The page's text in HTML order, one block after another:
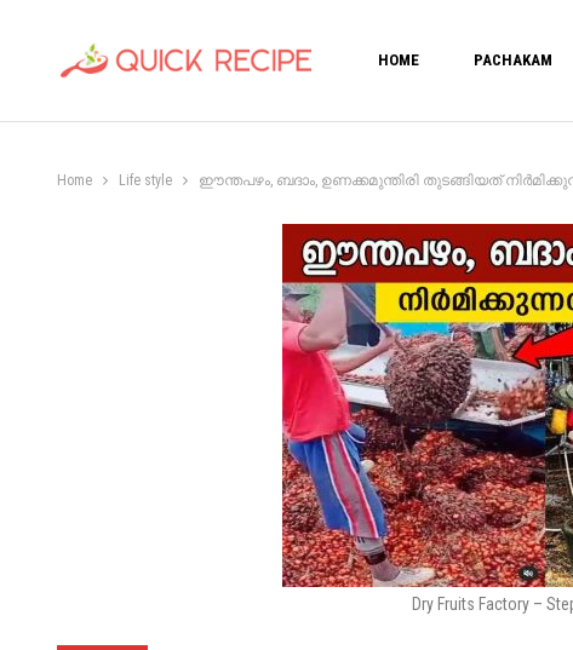
HOME PACHAKAM
Home Life style ഈന്തപഴം, ബദാം, ഉണക്കമുന്തിരി തുടങ്ങിയത്
Dry Fruits Factory –